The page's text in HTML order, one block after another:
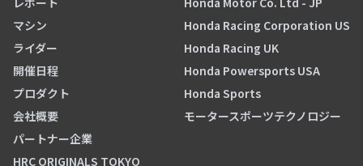
マシン
ライダー
開催日程
プロダクト
会社概要
パートナー企業
HRC ORIGINALS TOKYO
Honda Racing Corporation US
Honda Racing UK
Honda Powersports USA
Honda Sports
モータースポーツテクノロジー